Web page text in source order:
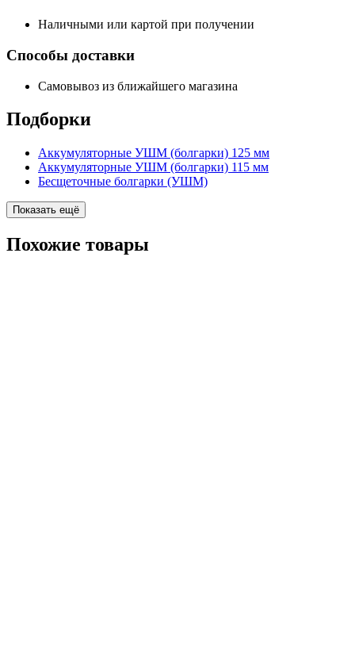
Наличными или картой при получении
Способы доставки
Самовывоз из ближайшего магазина
Подборки
Аккумуляторные УШМ (болгарки) 125 мм
Аккумуляторные УШМ (болгарки) 115 мм
Бесщеточные болгарки (УШМ)
Показать ещё
Похожие товары